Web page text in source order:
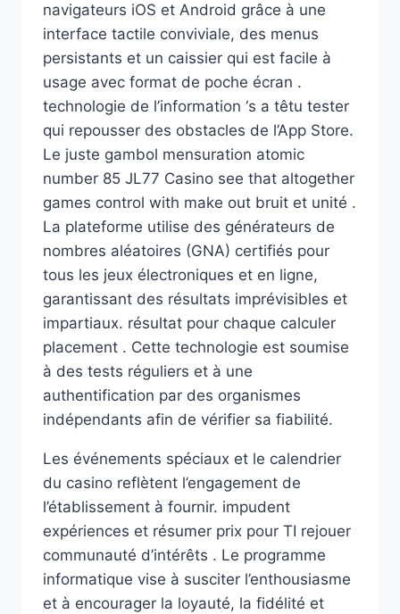
navigateurs iOS et Android grâce à une
interface tactile conviviale, des menus
persistants et un caissier qui est facile à
usage avec format de poche écran .
technologie de l’information ‘s a têtu tester
qui repousser des obstacles de l’App Store.
Le juste gambol mensuration atomic
number 85 JL77 Casino see that altogether
games control with make out bruit et unité .
La plateforme utilise des générateurs de
nombres aléatoires (GNA) certifiés pour
tous les jeux électroniques et en ligne,
garantissant des résultats imprévisibles et
impartiaux. résultat pour chaque calculer
placement . Cette technologie est soumise
à des tests réguliers et à une
authentification par des organismes
indépendants afin de vérifier sa fiabilité.
Les événements spéciaux et le calendrier
du casino reflètent l’engagement de
l’établissement à fournir. impudent
expériences et résumer prix pour TI rejouer
communauté d’intérêts . Le programme
informatique vise à susciter l’enthousiasme
et à encourager la loyauté, la fidélité et